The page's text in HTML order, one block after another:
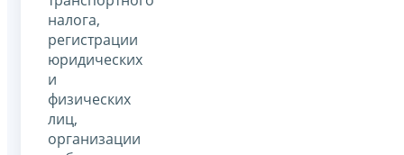
налога,
регистрации
юридических
и
физических
лиц,
организации